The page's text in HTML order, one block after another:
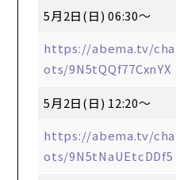
5月2日(日) 06:30～
https://abema.tv/
ots/9N5tQQf77CxnYX
5月2日(日) 12:20～
https://abema.tv/
ots/9N5tNaUEtcDDf5